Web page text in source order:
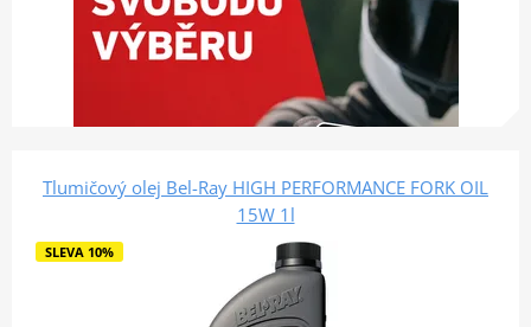
Tlumičový olej Bel-Ray HIGH PERFORMANCE FORK OIL
15W 1l
SLEVA 10%